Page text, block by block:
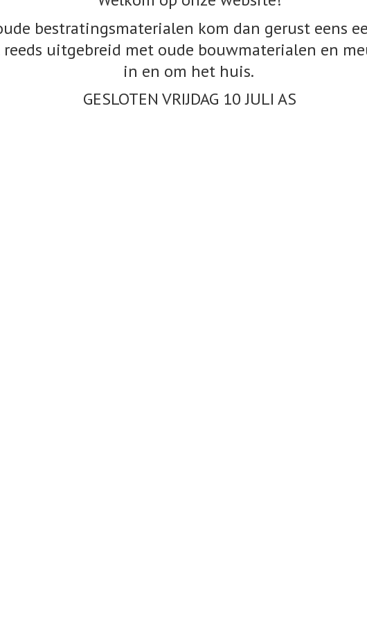
bestratingsmaterialen kom dan gerust eens
uitgebreid met oude bouwmaterialen en
in en om het huis.
GESLOTEN VRIJDAG 10JULI AS